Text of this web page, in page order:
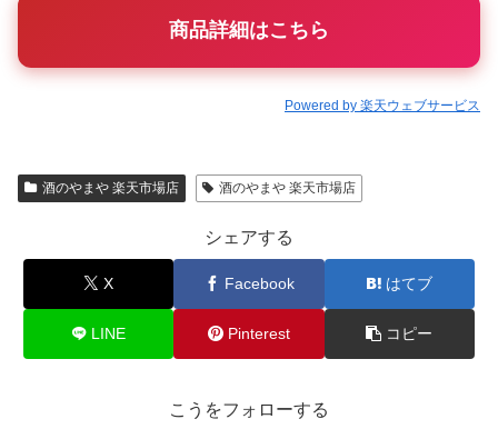
商品詳細はこちら
Powered by 楽天ウェブサービス
酒のやまや 楽天市場店 酒のやまや 楽天市場店
シェアする
X Facebook はてブ
LINE Pinterest コピー
こうをフォローする